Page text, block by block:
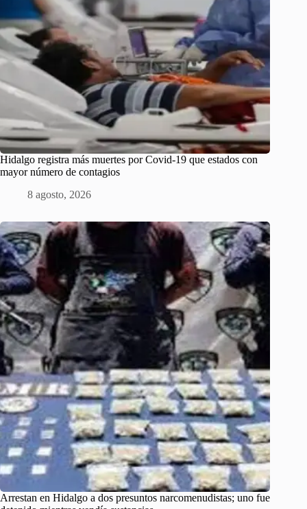
Hidalgo registra más muertes por Covid-19 que estados con
mayor número de contagios
8 agosto, 2026
Arrestan en Hidalgo a dos presuntos narcomenudistas; uno fue